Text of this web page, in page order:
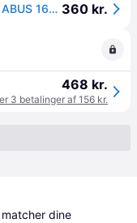
Hængelås med kode / kombinationslås ABUS 160/40, Ø6 mm, sølv 360 kr.
468 kr.
3 betalinger af 156 kr.
dine